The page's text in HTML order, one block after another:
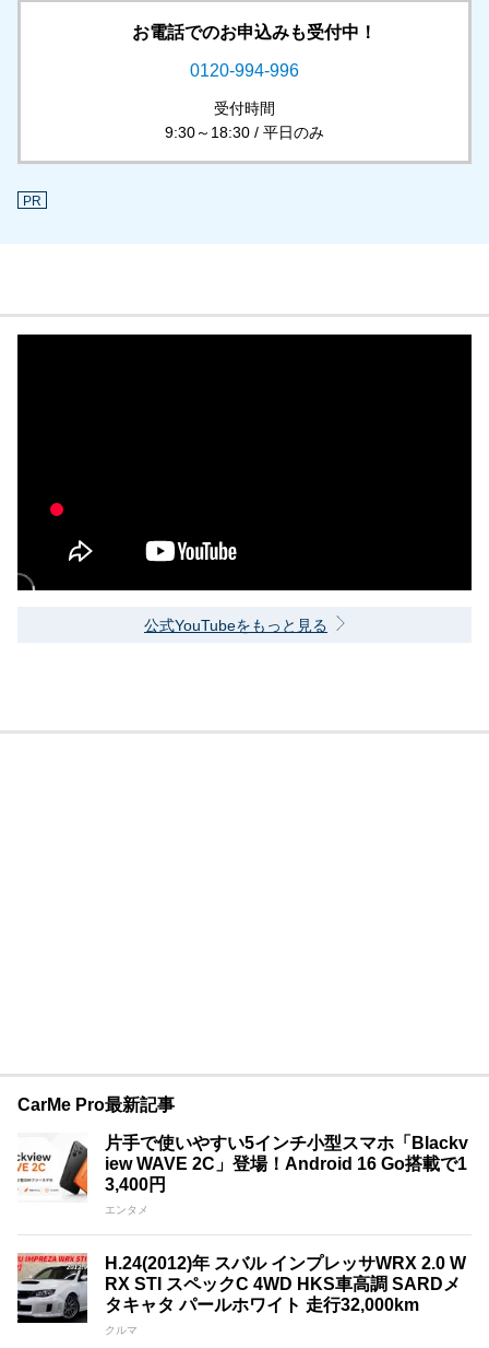
お電話でのお申込みも受付中！
0120-994-996
受付時間
9:30～18:30 / 平日のみ
PR
公式YouTubeをもっと見る
CarMe Pro最新記事
片手で使いやすい5インチ小型スマホ「Blackv
iew WAVE 2C」登場！Android 16 Go搭載で1
3,400円
エンタメ
H.24(2012)年 スバル インプレッサWRX 2.0 W
RX STI スペックC 4WD HKS車高調 SARDメ
タキャタ パールホワイト 走行32,000km
クルマ